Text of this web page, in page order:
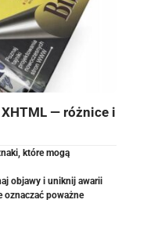
— różnice i
które mogą
objawy i uniknij awarii
oznaczać poważne